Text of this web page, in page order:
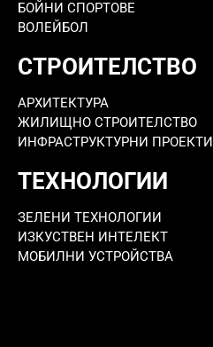
БОЙНИ СПОРТОВЕ
ВОЛЕЙБОЛ
СТРОИТЕЛСТВО
АРХИТЕКТУРА
ЖИЛИЩНО СТРОИТЕЛСТВО
ИНФРАСТРУКТУРНИ ПРОЕКТИ
ТЕХНОЛОГИИ
ЗЕЛЕНИ ТЕХНОЛОГИИ
ИЗКУСТВЕН ИНТЕЛЕКТ
МОБИЛНИ УСТРОЙСТВА